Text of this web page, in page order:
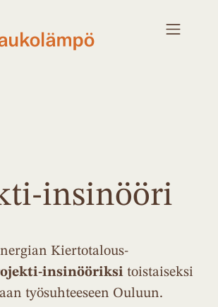
insinööri
Kiertotalous-
insinööriksi toistaiseksi
työsuhteeseen Ouluun.